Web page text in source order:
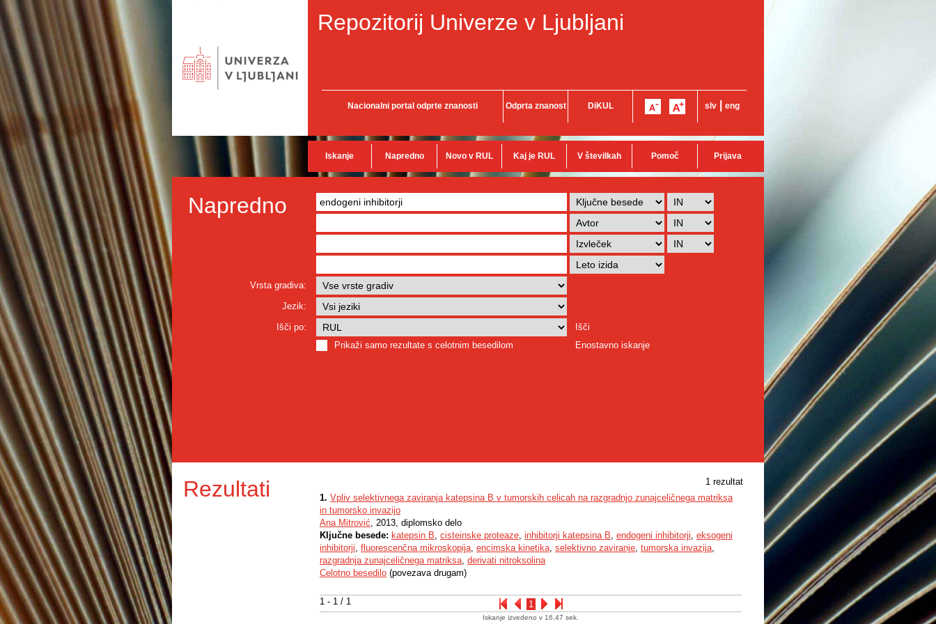
Repozitorij Univerze v Ljubljani
Nacionalni portal odprte znanosti Odprta znanost DiKUL slv eng
Iskanje Napredno Novo v RUL Kaj je RUL V številkah Pomoč Prijava
Napredno
Vrsta gradiva:
Jezik:
Išči po:
Išči
Prikaži samo rezultate s celotnim besedilom
Enostavno iskanje
Rezultati 1 rezultat
1 - 1 / 1 1
1. Vpliv selektivnega zaviranja katepsina B v tumorskih celicah na razgradnjo zunajceličnega matriksa
in tumorsko invazijo
Ana Mitrović, 2013, diplomsko delo
Ključne besede: katepsin B, cisteinske proteaze, inhibitorji katepsina B, endogeni inhibitorji, eksogeni
inhibitorji, fluorescenčna mikroskopija, encimska kinetika, selektivno zaviranje, tumorska invazija,
razgradnja zunajceličnega matriksa, derivati nitroksolina
Celotno besedilo (povezava drugam)
Iskanje izvedeno v 16.47 sek.